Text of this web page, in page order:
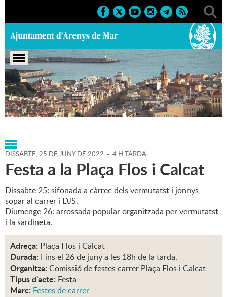
Portada > Agenda > 25-06-
2022 > Marcs > Culturals > 2022 > Festes de carrer
DISSABTE,25 DE JUNY DE 2022 - 4 H TARDA
Festa a la Plaça Flos i Calcat
Dissabte 25: sifonada a càrrec dels vermutatst i jonnys,
sopar al carrer i DJS.
Diumenge 26: arrossada popular organitzada per vermutatst
i la sardineta.
Adreça: Plaça Flos i Calcat
Durada: Fins el 26 de juny a les 18h de la tarda.
Organitza: Comissió de festes carrer Plaça Flos i Calcat
Tipus d'acte: Festa
Marc: Festes de carrer